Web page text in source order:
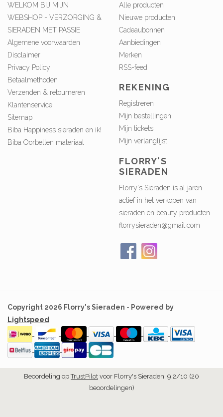
WELKOM BIJ MIJN
WEBSHOP - VERZORGING &
SIERADEN MET PASSIE
Algemene voorwaarden
Disclaimer
Privacy Policy
Betaalmethoden
Verzenden & retourneren
Klantenservice
Sitemap
Biba Happiness sieraden en ik!
Biba Oorbellen materiaal
Alle producten
Nieuwe producten
Cadeaubonnen
Aanbiedingen
Merken
RSS-feed
REKENING
Registreren
Mijn bestellingen
Mijn tickets
Mijn verlanglijst
FLORRY'S
SIERADEN
Florry's Sieraden is al jaren
actief in het verkopen van
sieraden en beauty producten.
florrysieraden@gmail.com
Copyright 2026 Florry's Sieraden - Powered by
Lightspeed
Beoordeling opTrustPilot voor Florry's Sieraden: 9.2/10 (20
beoordelingen)